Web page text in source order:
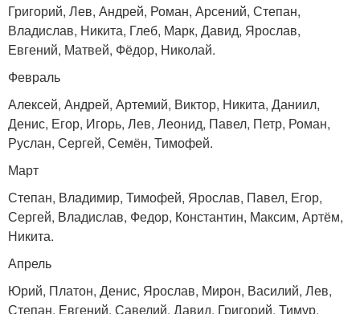
Григорий, Лев, Андрей, Роман, Арсений, Степан,
Владислав, Никита, Глеб, Марк, Давид, Ярослав,
Евгений, Матвей, Фёдор, Николай.
Февраль
Алексей, Андрей, Артемий, Виктор, Никита, Даниил,
Денис, Егор, Игорь, Лев, Леонид, Павел, Петр, Роман,
Руслан, Сергей, Семён, Тимофей.
Март
Степан, Владимир, Тимофей, Ярослав, Павел, Егор,
Сергей, Владислав, Федор, Константин, Максим, Артём,
Никита.
Апрель
Юрий, Платон, Денис, Ярослав, Мирон, Василий, Лев,
Степан, Евгений, Савелий, Давид, Григорий, Тимур.